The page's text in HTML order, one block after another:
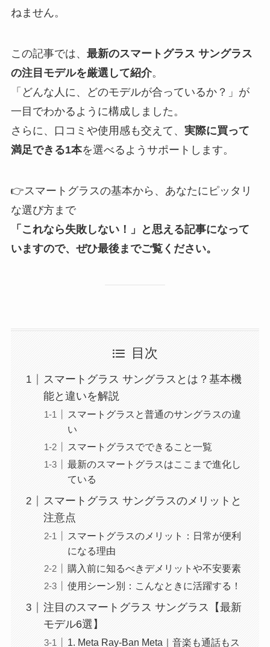
ねません。
この記事では、 最新のスマートグラス サングラス
の注目モデルを厳選して紹介。
「どんな人に、どのモデルが合っているか？」が
一目でわかるように構成しました。
さらに、口コミや使用感も交えて、 実際に買って
満足できる1本を選べるようサポートします。
👉スマートグラスの基本から、あなたにピッタリ
な選び方まで
「これなら失敗しない！」と思える記事になって
いますので、ぜひ最後までご覧ください。
目次
スマートグラス サングラスとは？基本機
能と違いを解説
スマートグラスと普通のサングラスの違
い
スマートグラスでできること一覧
最新のスマートグラスはここまで進化し
ている
スマートグラス サングラスのメリットと
注意点
スマートグラスのメリット：日常が便利
になる理由
購入前に知るべきデメリットや不安要素
使用シーン別：こんなときに活躍する！
注目のスマートグラス サングラス【最新
モデル6選】
1. Meta Ray-Ban Meta｜音楽も通話もス